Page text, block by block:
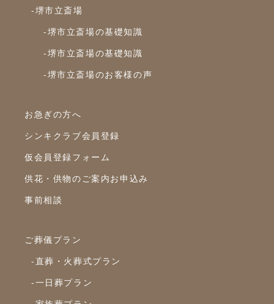
2023年9月
2023年8月
2023年7月
2023年6月
2023年4月
2023年3月
2023年2月
2023年1月
2022年12月
-堺市立斎場
-堺市立斎場の基礎知識
-堺市立斎場の基礎知識
-堺市立斎場のお客様の声
お急ぎの方へ
シンキクラブ会員登録
仮会員登録フォーム
供花・供物のご案内お申込み
事前相談
ご葬儀プラン
-直葬・火葬式プラン
-一日葬プラン